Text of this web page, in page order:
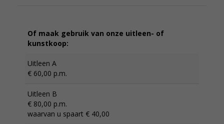
Of maak gebruik van onze uitleen- of
kunstkoop:
Uitleen A
€ 60,00 p.m.
Uitleen B
€ 80,00 p.m.
waarvan u spaart € 40,00